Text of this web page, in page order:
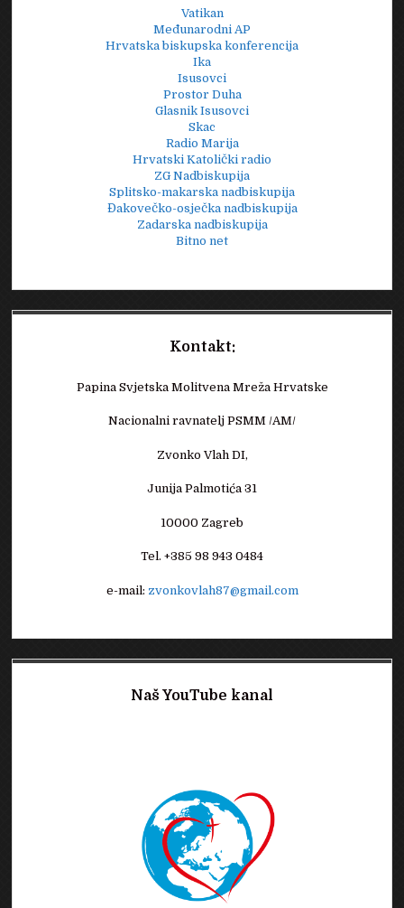
Vatikan
Međunarodni AP
Hrvatska biskupska konferencija
Ika
Isusovci
Prostor Duha
Glasnik Isusovci
Skac
Radio Marija
Hrvatski Katolički radio
ZG Nadbiskupija
Splitsko-makarska nadbiskupija
Đakovečko-osječka nadbiskupija
Zadarska nadbiskupija
Bitno net
Kontakt:
Papina Svjetska Molitvena Mreža Hrvatske
Nacionalni ravnatelj PSMM /AM/
Zvonko Vlah DI,
Junija Palmotića 31
10000 Zagreb
Tel. +385 98 943 0484
e-mail: zvonkovlah87@gmail.com
Naš YouTube kanal